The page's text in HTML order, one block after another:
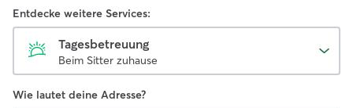
Entdecke weitere Services:
Tagesbetreuung
Beim Sitter zuhause
Wie lautet deine Adresse?